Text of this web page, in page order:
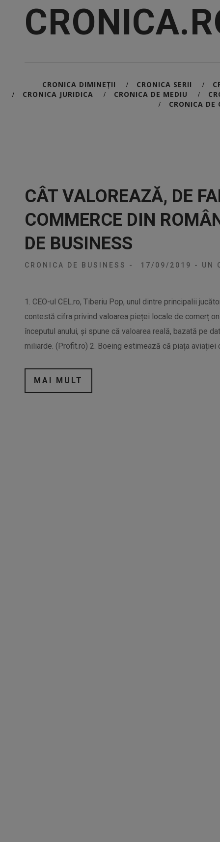
CRONICA DIMINEȚII / CRONICA SERII /
/ CRONICA JURIDICA / CRONICA DE MEDIU /
/ CRONICA DE
CÂT VALOREAZĂ, DE
COMMERCE DIN
DE BUSINESS
CRONICA DE BUSINESS - 17/09/2019 - UN
1. CEO-ul CEL.ro, Tiberiu Pop, unul dintre principalii
contestă cifra privind valoarea pieței locale de comerț
începutul anului, și spune că valoarea reală, bazată pe
miliarde. (Profit.ro) 2. Boeing estimează că piața aviației
MAI MULT